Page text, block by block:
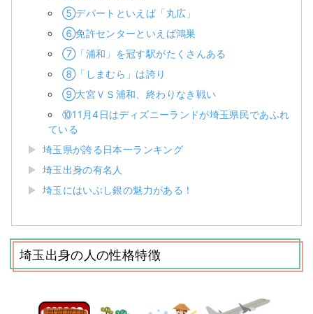
⑤デパートといえば「丸広」
⑥免許センターといえば鴻巣
⑦「浦和」を冠す駅がたくさんある
⑧「しまむら」は誇り
⑨大宮ＶＳ浦和、終わりなき戦い
⑩11月4日はディズニーランドが埼玉県民であふれ
ている
埼玉県が誇る日本一ランキング
埼玉出身の有名人
埼玉にはいぶし銀の魅力がある！
埼玉出身の人の性格特徴